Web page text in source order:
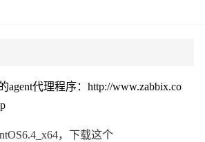
agent代理程序： http://www.zabbix.co
，下载这个